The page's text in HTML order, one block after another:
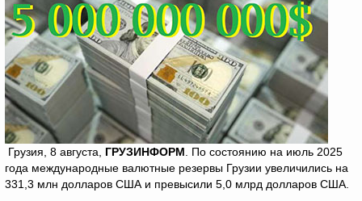
Грузия, 8 августа, ГРУЗИНФОРМ . По состоянию на июль 2025
года международные валютные резервы Грузии увеличились на
331,3 млн долларов США и превысили 5,0 млрд долларов США.